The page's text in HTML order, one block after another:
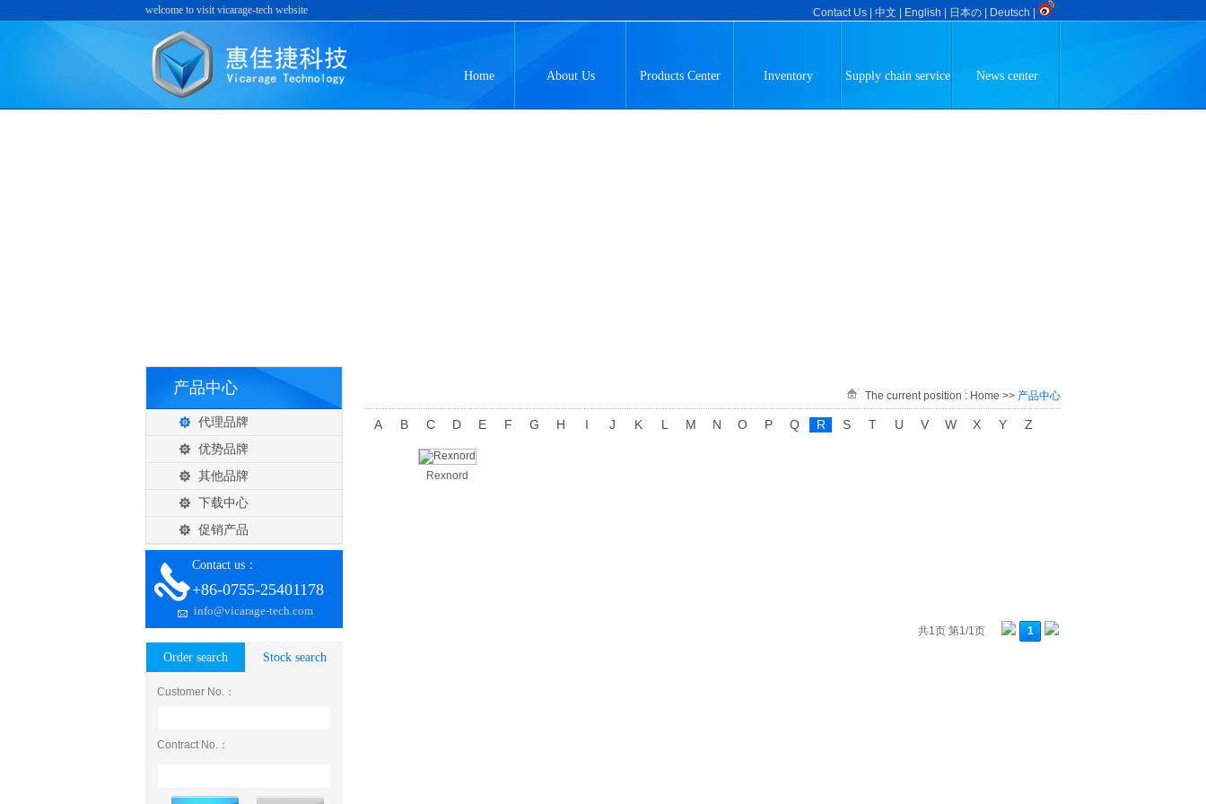
welcome to visit vicarage-tech website Contact Us 中文 English 日本の Deutsch
Home About Us Products Center Inventory Supply chain service News center
产品中心
代理品牌
优势品牌
其他品牌
下载中心
促销产品
Contact us：
+86-0755-25401178
info@vicarage-tech.com
Order search Stock search
Customer No.：
Contract No.：
The current position : Home >> 产品中心
A B C D E F G H I J K L M N O P Q R S T U V W X Y Z
Rexnord
共1页 第1/1页 1